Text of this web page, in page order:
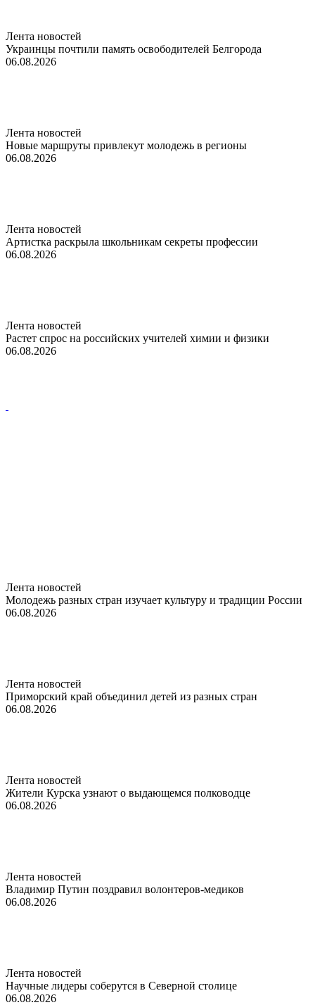
Лента новостей
Украинцы почтили память освободителей Белгорода
06.08.2026
Лента новостей
Новые маршруты привлекут молодежь в регионы
06.08.2026
Лента новостей
Артистка раскрыла школьникам секреты профессии
06.08.2026
Лента новостей
Растет спрос на российских учителей химии и физики
06.08.2026
Лента новостей
Молодежь разных стран изучает культуру и традиции России
06.08.2026
Лента новостей
Приморский край объединил детей из разных стран
06.08.2026
Лента новостей
Жители Курска узнают о выдающемся полководце
06.08.2026
Лента новостей
Владимир Путин поздравил волонтеров-медиков
06.08.2026
Лента новостей
Научные лидеры соберутся в Северной столице
06.08.2026